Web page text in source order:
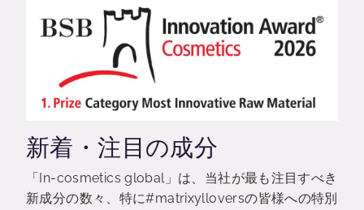
新着・注目の成分
「In-cosmetics global」は、当社が最も注目すべき
新成分の数々、特に#matrixylloversの皆様への特別